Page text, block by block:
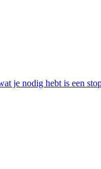
je nodig hebt is een